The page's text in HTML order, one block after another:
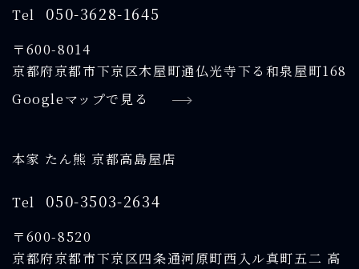
Tel 050-3628-1645
〒600-8014
京都府京都市下京区木屋町通仏光寺下る和泉屋町168
Googleマップで見る
本家 たん熊 京都高島屋店
Tel 050-3503-2634
〒600-8520
京都府京都市下京区四条通河原町西入ル真町五二 高